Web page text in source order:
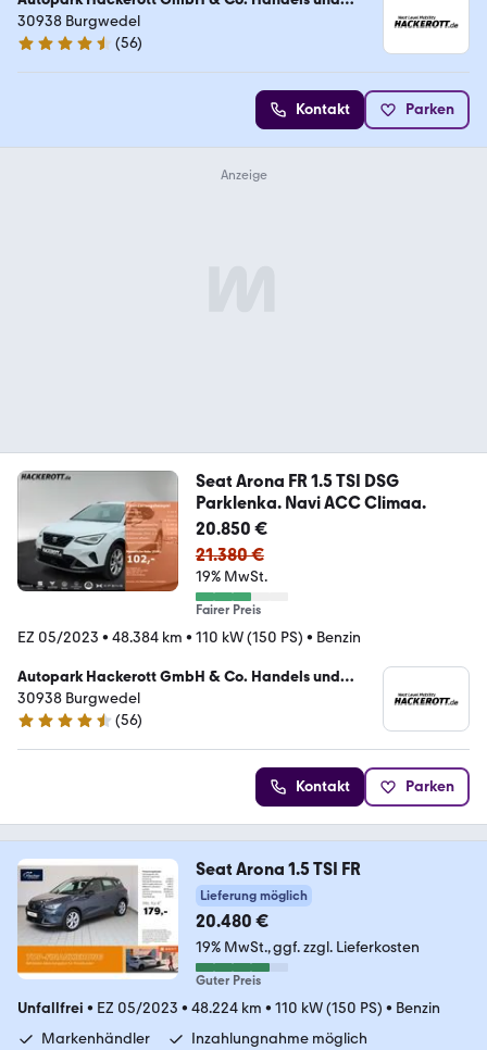
Service KG
30938 Burgwedel
4.4 Sterne
(56)
Kontakt Parken
Seat Arona FR 1.5 TSI DSG
Parklenka. Navi ACC Climaa.
20.850 €
21.380 €
19% MwSt.
Fairer Preis
EZ 05/2023 • 48.384 km • 110 kW (150 PS) • Benzin
Autopark Hackerott GmbH & Co. Handels und
Service KG
30938 Burgwedel
4.4 Sterne
(56)
Kontakt Parken
Seat Arona 1.5 TSI FR
Lieferung möglich
20.480 €
19% MwSt. ggf. zzgl. Lieferkosten
Guter Preis
Unfallfrei • EZ 05/2023 • 48.224 km • 110 kW (150 PS) • Benzin
Markenhändler
Inzahlungnahme möglich